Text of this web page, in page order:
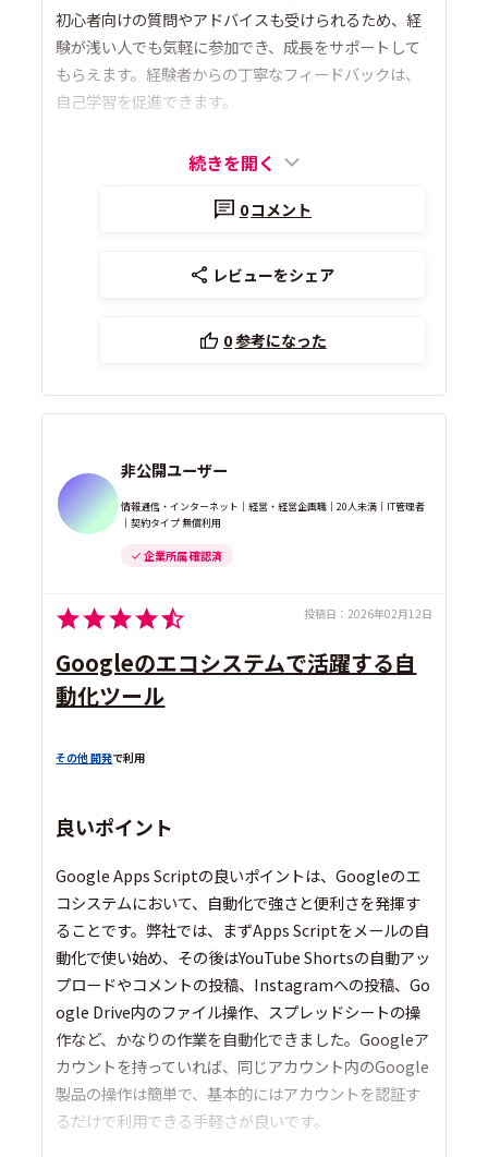
初心者向けの質問やアドバイスも受けられるため、経
験が浅い人でも気軽に参加でき、成長をサポートして
もらえます。経験者からの丁寧なフィードバックは、
自己学習を促進できます。
続きを開く
0コメント
レビューをシェア
0参考になった
非公開ユーザー
情報通信・インターネット｜経営・経営企画職｜20人未満｜IT管理者
｜契約タイプ 無償利用
企業所属 確認済
投稿日： 2026年02月12日
Googleのエコシステムで活躍する自
動化ツール
その他 開発で利用
良いポイント
Google Apps Scriptの良いポイントは、Googleのエ
コシステムにおいて、自動化で強さと便利さを発揮す
ることです。弊社では、まずApps Scriptをメールの自
動化で使い始め、その後はYouTube Shortsの自動アッ
プロードやコメントの投稿、Instagramへの投稿、Go
ogle Drive内のファイル操作、スプレッドシートの操
作など、かなりの作業を自動化できました。Googleア
カウントを持っていれば、同じアカウント内のGoogle
製品の操作は簡単で、基本的にはアカウントを認証す
るだけで利用できる手軽さが良いです。